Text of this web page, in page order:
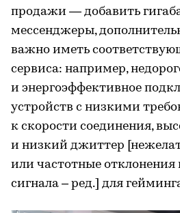
продажи — добавить
мессенджеры,
важно иметь
сервиса: например,
и энергоэффективное
устройств с низкими
к скорости соединения,
и низкий джиттер
или частотные отклонения
сигнала – ред.] для